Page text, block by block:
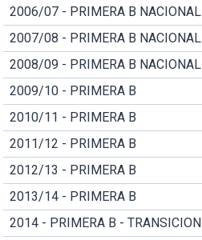
2006/07 - PRIMERA B NACIONAL
2007/08 - PRIMERA B NACIONAL
2008/09 - PRIMERA B NACIONAL
2009/10 - PRIMERA B
2010/11 - PRIMERA B
2011/12 - PRIMERA B
2012/13 - PRIMERA B
2013/14 - PRIMERA B
2014 - PRIMERA B - TRANSICION